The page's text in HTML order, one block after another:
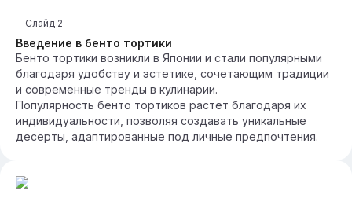
Введение в бенто тортики
Слайд 2
Бенто тортики возникли в Японии и стали популярными
благодаря удобству и эстетике, сочетающим традиции
и современные тренды в кулинарии.
Популярность бенто тортиков растет благодаря их
индивидуальности, позволяя создавать уникальные
десерты, адаптированные под личные предпочтения.